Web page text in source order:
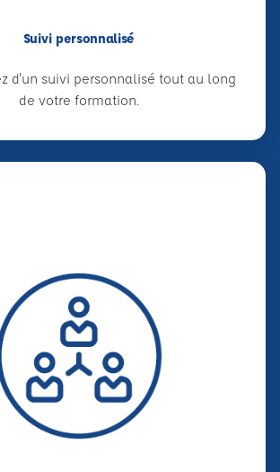
Suivi personnalisé
d'un suivi personnalisé tout au long
de votre formation.